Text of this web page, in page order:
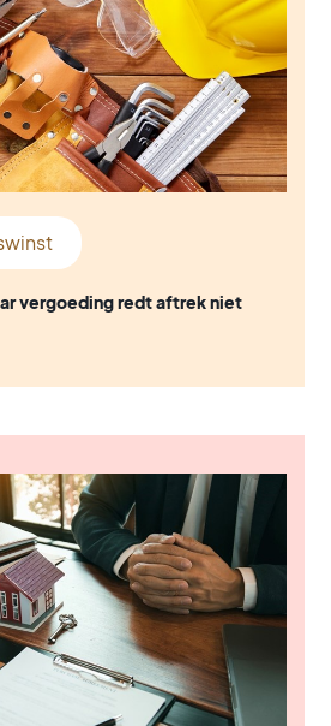
vergoeding redt aftrek niet